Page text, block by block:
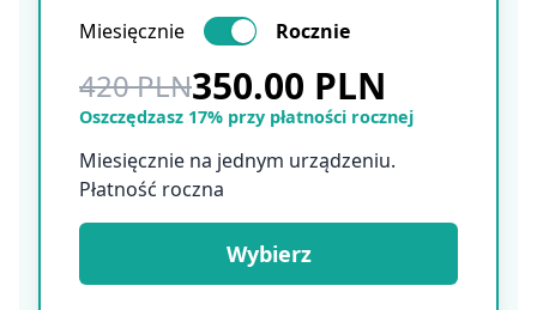
Miesięcznie
Rocznie
420 PLN350.00 PLN
Oszczędzasz 17% przy płatności rocznej
Miesięcznie na jednym urządzeniu.
Płatność roczna
Wybierz